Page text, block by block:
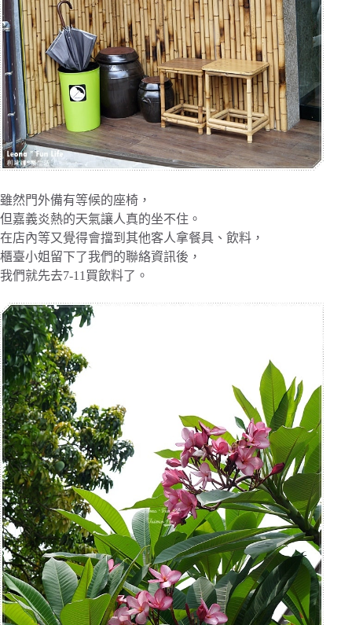
雖然門外備有等候的座椅，
但嘉義炎熱的天氣讓人真的坐不住。
在店內等又覺得會擋到其他客人拿餐具、飲料，
櫃臺小姐留下了我們的聯絡資訊後，
我們就先去7-11買飲料了。